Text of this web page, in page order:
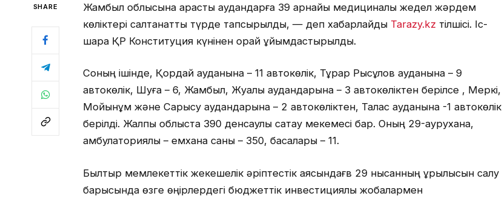
SHARE
Жамбыл облысына қарасты аудандарға 39 арнайы медициналық жедел жәрдем
көліктері салтанатты түрде тапсырылды, — деп хабарлайды Tarazy.kz тілшісі. Іс-
шара ҚР Конституция күнінен орай ұйымдастырылды.
Соның ішінде, Қордай ауданына – 11 автокөлік, Тұрар Рысқұлов ауданына – 9
автокөлік, Шуға – 6, Жамбыл, Жуалы аудандарына – 3 автокөліктен берілсе , Меркі,
Мойынқұм және Сарысу аудандарына – 2 автокөліктен, Талас ауданына -1 автокөлік
берілді. Жалпы облыста 390 денсаулық сақтау мекемесі бар. Оның 29-аурухана,
амбулаториялық – емхана саны – 350, басқалары – 11.
Былтыр мемлекеттік жекешелік әріптестік аясындағв 29 нысанның құрылысын салу
барысында өзге өңірлердегі бюджеттік инвестициялық жобалармен